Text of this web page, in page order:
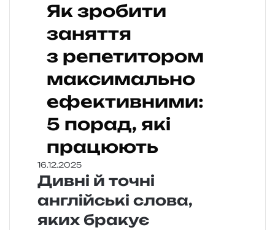
Як зробити
заняття
з репетитором
максимально
ефективними:
5 порад, які
працюють
16.12.2025
Дивні й точні
англійські слова,
яких бракує